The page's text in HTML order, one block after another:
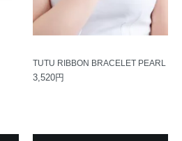
TUTU RIBBON BRACELET PEARL
3,520円